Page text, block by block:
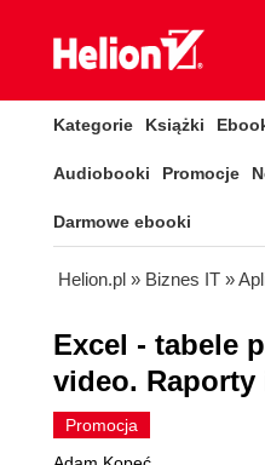
Kategorie Książki
Audiobooki Promocje
Darmowe ebooki
Helion.pl » Biznes IT »
Excel - tabele
video. Raporty
Promocja